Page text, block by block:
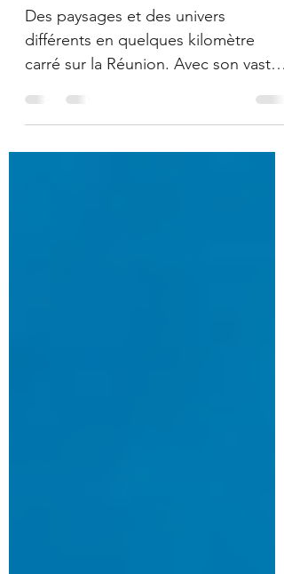
Des paysages et des univers
différents en quelques kilomètre
carré sur la Réunion. Avec son vaste